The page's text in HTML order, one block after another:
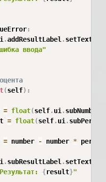
:
.addResultLabel .setText
ввода"
(self) :
= float(self.ui .
= float(self.ui .
= number - number *
.subResultLabel .setText
{result}"